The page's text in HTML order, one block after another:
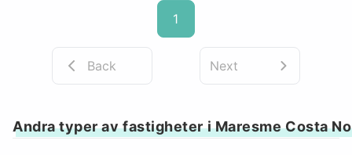
1
Back Next
Andra typer av fastigheter i Maresme Costa